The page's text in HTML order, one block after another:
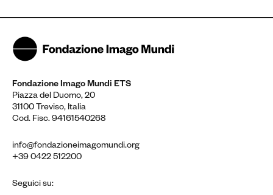
Fondazione Imago Mundi ETS
Piazza del Duomo, 20
31100 Treviso, Italia
Cod. Fisc. 94161540268
info@fondazioneimagomundi.org
+39 0422 512200
Seguici su: